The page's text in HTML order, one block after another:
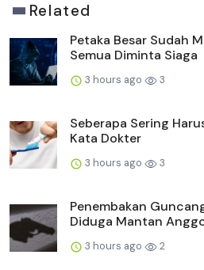
Related
Petaka Besar Sudah
Semua Diminta Siaga
3 hours ago 3
Seberapa Sering
Kata Dokter
3 hours ago 3
Penembakan
Diduga Mantan
3 hours ago 2